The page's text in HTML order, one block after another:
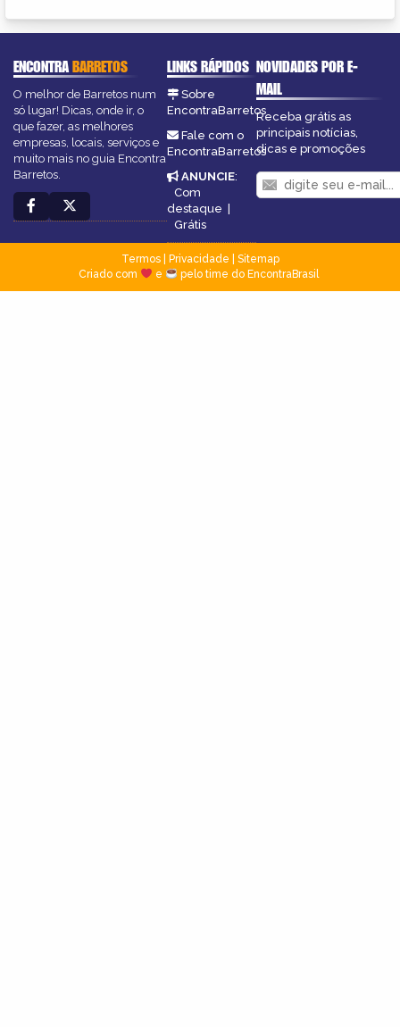
ENCONTRABARRETOS
O melhor de Barretos num
só lugar! Dicas, onde ir, o
que fazer, as melhores
empresas, locais, serviços e
muito mais no guia Encontra
Barretos.
LINKS RÁPIDOS
Sobre
EncontraBarretos
Fale com o
EncontraBarretos
ANUNCIE:
Com
destaque |
Grátis
NOVIDADES POR E-
MAIL
Receba grátis as
principais notícias,
dicas e promoções
Termos| Privacidade
Sitemap
Criado com
e pelo time do EncontraBrasil